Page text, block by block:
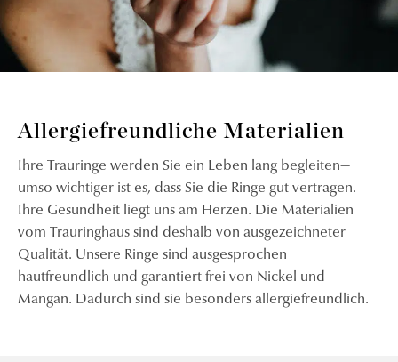
Allergiefreundliche Materialien
Ihre Trauringe werden Sie ein Leben lang begleiten—
umso wichtiger ist es, dass Sie die Ringe gut vertragen.
Ihre Gesundheit liegt uns am Herzen. Die Materialien
vom Trauringhaus sind deshalb von ausgezeichneter
Qualität. Unsere Ringe sind ausgesprochen
hautfreundlich und garantiert frei von Nickel und
Mangan. Dadurch sind sie besonders allergiefreundlich.